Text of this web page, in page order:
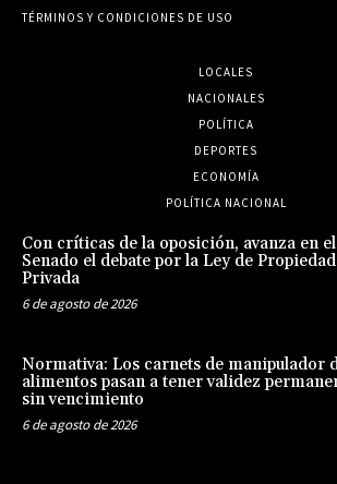
TÉRMINOS Y CONDICIONES DE USO
LOCALES
NACIONALES
POLÍTICA
DEPORTES
ECONOMÍA
POLÍTICA NACIONAL
Con críticas de la oposición, avanza en el
Senado el debate por la Ley de Propiedad
Privada
6 de agosto de 2026
Normativa: Los carnets de manipulador
alimentos pasan a tener validez
sin vencimiento
6 de agosto de 2026